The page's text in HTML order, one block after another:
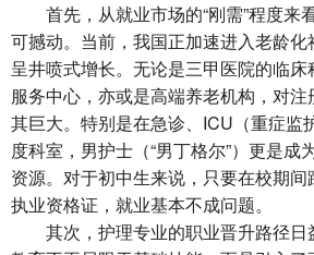
首先，从就业市场的“刚需”程度来
可撼动。当前，我国正加速进入老龄
呈井喷式增长。无论是三甲医院的临
服务中心，亦或是高端养老机构，对
其巨大。特别是在急诊、ICU（重症监
度科室，男护士（“男丁格尔”）更是成
资源。对于初中生来说，只要在校期
执业资格证，就业基本不成问题。
其次，护理专业的职业晋升路径日